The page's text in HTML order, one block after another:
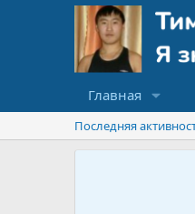
Главная
Последняя